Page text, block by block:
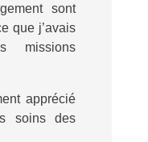
sont
que j’avais
missions
apprécié
soins des